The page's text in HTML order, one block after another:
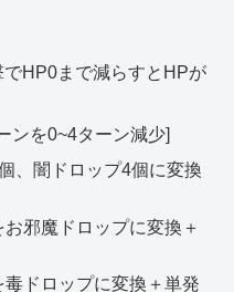
HP0まで減らすとHPが
ンを0~4ターン減少]
、闇ドロップ4個に変換
邪魔ドロップに変換＋
ドロップに変換＋単発